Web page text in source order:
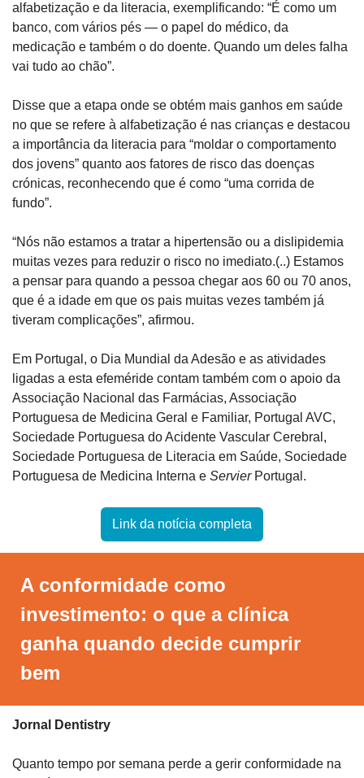
alfabetização e da literacia, exemplificando: “É como um
banco, com vários pés — o papel do médico, da
medicação e também o do doente. Quando um deles falha
vai tudo ao chão”.
Disse que a etapa onde se obtém mais ganhos em saúde
no que se refere à alfabetização é nas crianças e destacou
a importância da literacia para “moldar o comportamento
dos jovens” quanto aos fatores de risco das doenças
crónicas, reconhecendo que é como “uma corrida de
fundo”.
“Nós não estamos a tratar a hipertensão ou a dislipidemia
muitas vezes para reduzir o risco no imediato.(..) Estamos
a pensar para quando a pessoa chegar aos 60 ou 70 anos,
que é a idade em que os pais muitas vezes também já
tiveram complicações”, afirmou.
Em Portugal, o Dia Mundial da Adesão e as atividades
ligadas a esta efeméride contam também com o apoio da
Associação Nacional das Farmácias, Associação
Portuguesa de Medicina Geral e Familiar, Portugal AVC,
Sociedade Portuguesa do Acidente Vascular Cerebral,
Sociedade Portuguesa de Literacia em Saúde, Sociedade
Portuguesa de Medicina Interna e Servier Portugal.
Link da notícia completa
A conformidade como
investimento: o que a clínica
ganha quando decide cumprir
bem
Jornal Dentistry
Quanto tempo por semana perde a gerir conformidade na